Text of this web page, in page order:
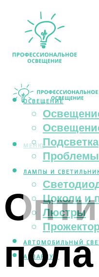
ОСВЕЩЕНИЕ
Подсветка
ЛАМПЫ И
Цоколи и
Люстры
АВТОМОБИЛЬНЫЙ
АКВАРИУМ
МЕНЮ